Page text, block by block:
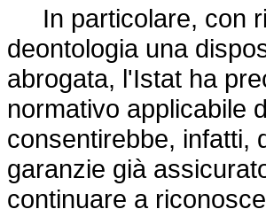
In particolare, con
deontologia una
abrogata, l'Istat ha
normativo applicabile
consentirebbe, infatti,
garanzie già
continuare a